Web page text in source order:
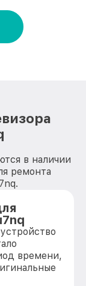
в наличии
ремонта
времени,